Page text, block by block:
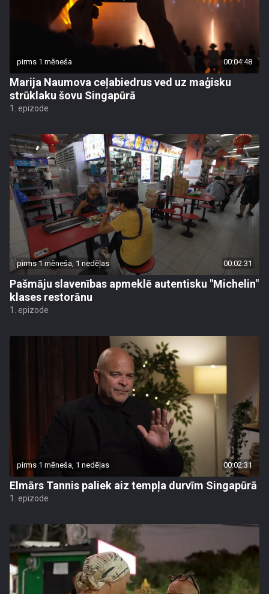
pirms 1 mēneša 00:04:48
Marija Naumova ceļabiedrus ved uz maģisku
strūklaku šovu Singapūrā
1. epizode
pirms 1 mēneša, 1 nedēļas 00:02:31
Pašmāju slavenības apmeklē autentisku "Michelin"
klases restorānu
1. epizode
pirms 1 mēneša, 1 nedēļas 00:02:31
Elmārs Tannis paliek aiz tempļa durvīm Singapūrā
1. epizode